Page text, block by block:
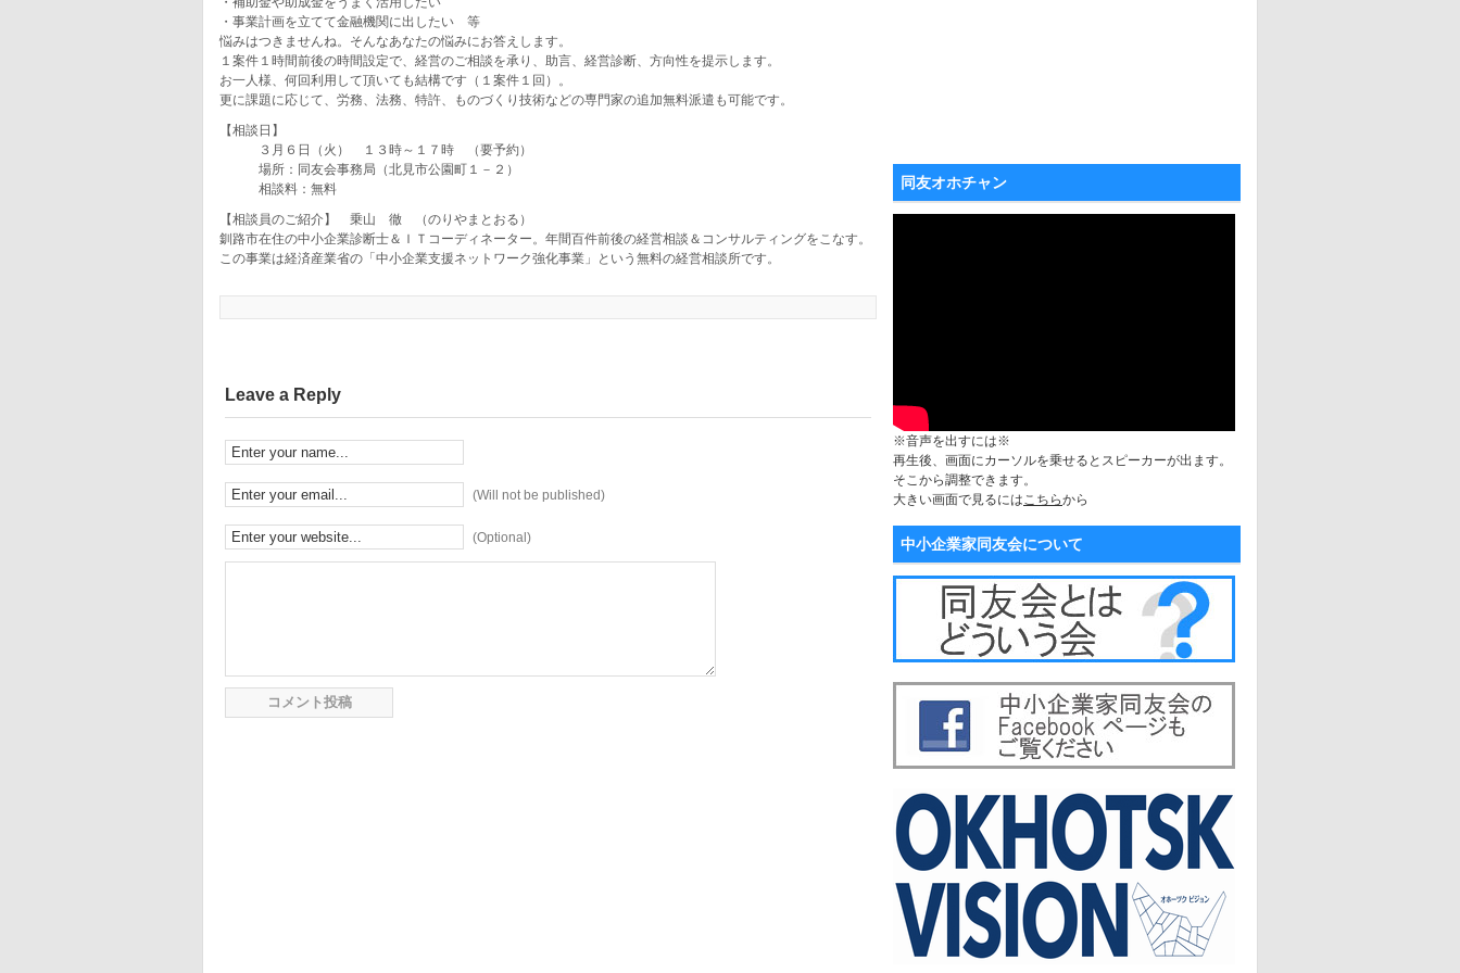
・事業計画を立てて金融機関に出したい 等
悩みはつきませんね。そんなあなたの悩みにお答えします。
１案件１時間前後の時間設定で、経営のご相談を承り、助言、経営診断、方向性を提示します。
お一人様、何回利用して頂いても結構です（１案件１回）。
更に課題に応じて、労務、法務、特許、ものづくり技術などの専門家の追加無料派遣も可能です。
【相談日】
３月６日（火） １３時～１７時 （要予約）
場所：同友会事務局（北見市公園町１－２）
相談料：無料
【相談員のご紹介】 乗山 徹 （のりやまとおる）
釧路市在住の中小企業診断士＆ＩＴコーディネーター。年間百件前後の経営相談＆コンサルティングをこなす。
この事業は経済産業省の「中小企業支援ネットワーク強化事業」という無料の経営相談所です。
Leave a Reply
(Will not be published)
(Optional)
同友オホチャン
※音声を出すには※
再生後、画面にカーソルを乗せるとスピーカーが出ます。
そこから調整できます。
大きい画面で見るにはこちらから
中小企業家同友会について